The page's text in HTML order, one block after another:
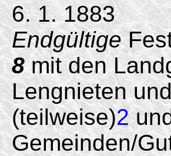
6. 1. 1883
Endgültige
8mit den
Lengnieten
(teilweise)2
Gemeinden/